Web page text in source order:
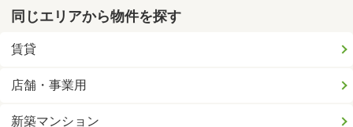
同じエリアから物件を探す
賃貸
店舗・事業用
新築マンション